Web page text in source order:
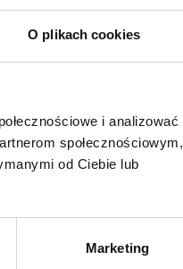
O plikach cookies
i analizować
społecznościowym,
od Ciebie lub
Marketing